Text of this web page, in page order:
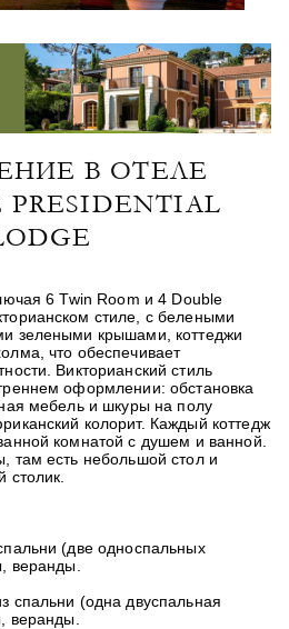
В ОТЕЛЕ
PRESIDENTIAL
6 Twin Room и 4 Double
стиле, с белеными
зелеными крышами, коттеджи
что обеспечивает
Викторианский стиль
оформлении: обстановка
мебель и шкуры на полу
колорит. Каждый коттедж
комнатой с душем и ванной.
там есть небольшой стол и
столик.
(две односпальных
веранды.
спальни (одна двуспальная
веранды.